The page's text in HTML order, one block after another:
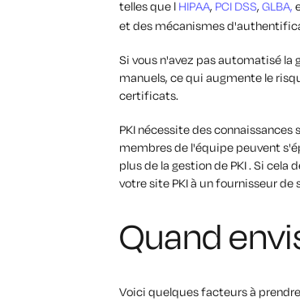
telles que l HIPAA, PCI DSS, GLBA,
et des mécanismes
Si vous n'avez pas automatisé la
manuels, ce qui augmente le
certificats.
PKI nécessite des
membres de l'équipe peuvent
plus de la gestion de PKI . Si
votre site PKI à un fournisseur de
Quand
Voici quelques facteurs à